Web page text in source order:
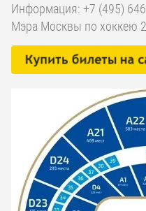
Информация: +7 (495)
Мэра Москвы по хоккею